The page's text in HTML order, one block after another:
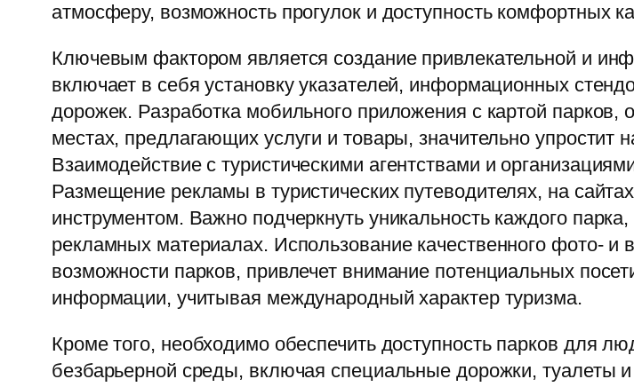
атмосферу, возможность прогулок и доступность комфортных
Ключевым фактором является создание привлекательной и
включает в себя установку указателей, информационных
дорожек. Разработка мобильного приложения с картой
местах, предлагающих услуги и товары, значительно упростит
Взаимодействие с туристическими агентствами и
Размещение рекламы в туристических путеводителях, на
инструментом. Важно подчеркнуть уникальность каждого
рекламных материалах. Использование качественного фото-
возможности парков, привлечет внимание потенциальных
информации, учитывая международный характер туризма.
Кроме того, необходимо обеспечить доступность парков для
безбарьерной среды, включая специальные дорожки,